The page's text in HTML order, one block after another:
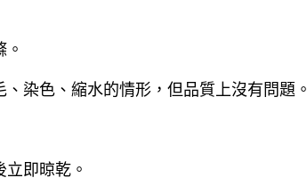
染色、縮水的情形，但品質上沒有問題。
即晾乾。